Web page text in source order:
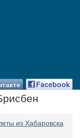
Facebook
из Хабаровска